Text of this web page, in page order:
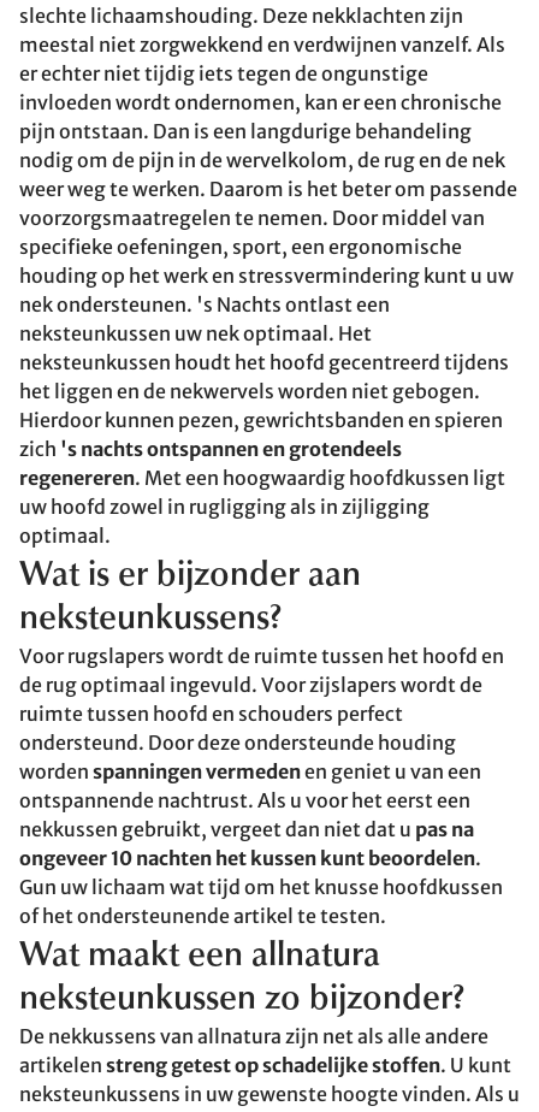
slechte lichaamshouding. Deze nekklachten zijn
meestal niet zorgwekkend en verdwijnen vanzelf. Als
er echter niet tijdig iets tegen de ongunstige
invloeden wordt ondernomen, kan er een chronische
pijn ontstaan. Dan is een langdurige behandeling
nodig om de pijn in de wervelkolom, de rug en de nek
weer weg te werken. Daarom is het beter om passende
voorzorgsmaatregelen te nemen. Door middel van
specifieke oefeningen, sport, een ergonomische
houding op het werk en stressvermindering kunt u uw
nek ondersteunen. 's Nachts ontlast een
neksteunkussen uw nek optimaal. Het
neksteunkussen houdt het hoofd gecentreerd tijdens
het liggen en de nekwervels worden niet gebogen.
Hierdoor kunnen pezen, gewrichtsbanden en spieren
zich 's nachts ontspannen en grotendeels
regenereren. Met een hoogwaardig hoofdkussen ligt
uw hoofd zowel in rugligging als in zijligging
optimaal.
Wat is er bijzonder aan
neksteunkussens?
Voor rugslapers wordt de ruimte tussen het hoofd en
de rug optimaal ingevuld. Voor zijslapers wordt de
ruimte tussen hoofd en schouders perfect
ondersteund. Door deze ondersteunde houding
worden spanningen vermedenen geniet u van een
ontspannende nachtrust. Als u voor het eerst een
nekkussen gebruikt, vergeet dan niet dat u pas na
ongeveer 10 nachten het kussen kunt beoordelen.
Gun uw lichaam wat tijd om het knusse hoofdkussen
of het ondersteunende artikel te testen.
Wat maakt een allnatura
neksteunkussen zo bijzonder?
De nekkussens van allnatura zijn net als alle andere
artikelen streng getest op schadelijke stoffen. U kunt
neksteunkussens in uw gewenste hoogte vinden. Als u